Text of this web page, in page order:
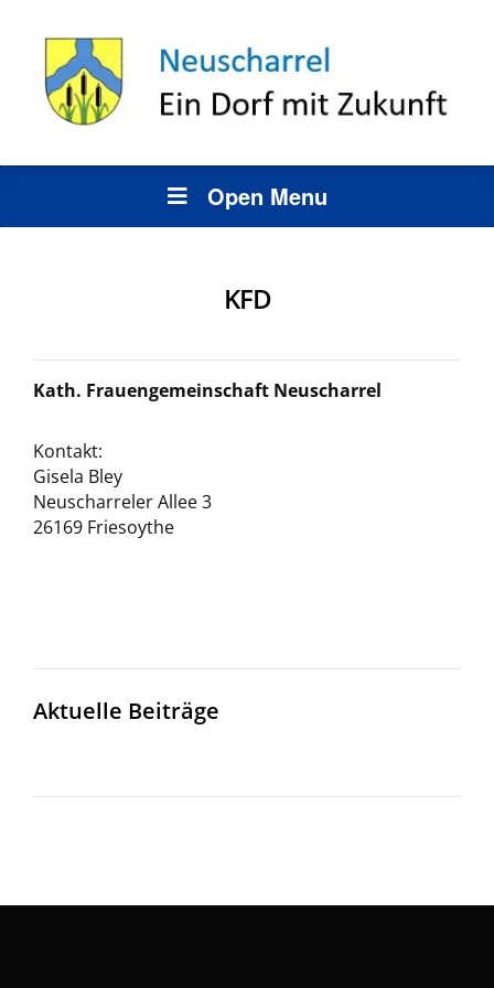
Open Menu
KFD
Kath. Frauengemeinschaft Neuscharrel
Kontakt:
Gisela Bley
Neuscharreler Allee 3
26169 Friesoythe
Aktuelle Beiträge